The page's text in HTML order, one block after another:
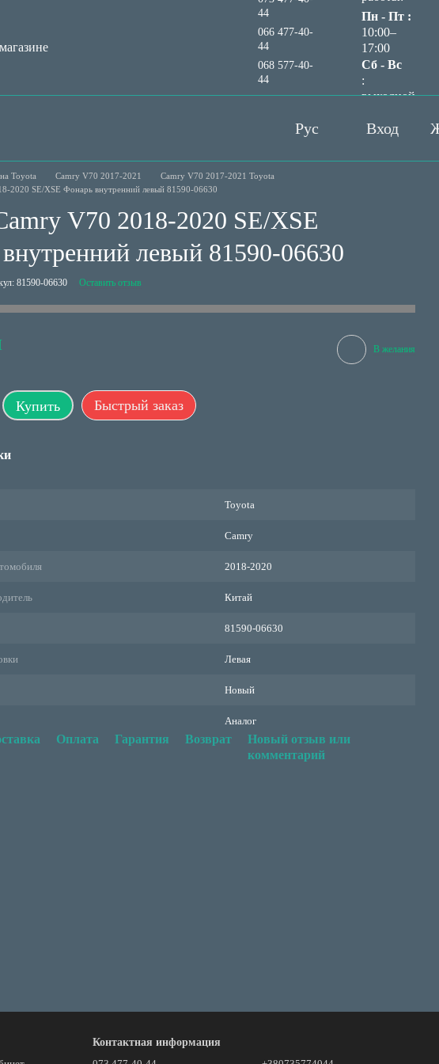
44
066 477-40-
44
068 577-40-
44
Перезвонить вам?
Пн - Пт :
10:00–
17:00
Сб - Вс
:
выходной
Рус Вход
Toyota Camry V70 2017-2021
Camry V70 2017-2021 Toyota
2020 SE/XSE Фонарь внутренний левый 81590-06630
V70 2018-2020 SE/XSE
левый 81590-06630
81590-06630 Оставить отзыв
В желания
Купить Быстрый заказ
Toyota
Camry
2018-2020
Китай
81590-06630
Левая
Новый
Аналог
Оплата Гарантия Возврат
Новый отзыв или
комментарий
Контактная информация